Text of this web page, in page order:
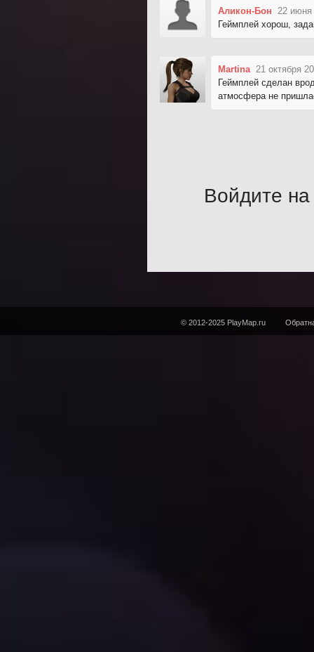
Аликон-Бон
22 июня
Геймплей хорош,
Martina 21 октября
Геймплей сделан
атмосфера не
Войдите на
© 2012-2025 PlayMap.ru